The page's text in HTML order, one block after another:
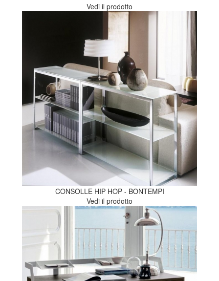
Vedi il prodotto
CONSOLLE HIP HOP - BONTEMPI
Vedi il prodotto